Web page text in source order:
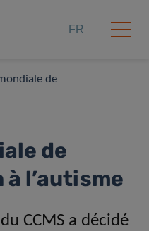
FR
de
de
l’autisme
CCMS a décidé